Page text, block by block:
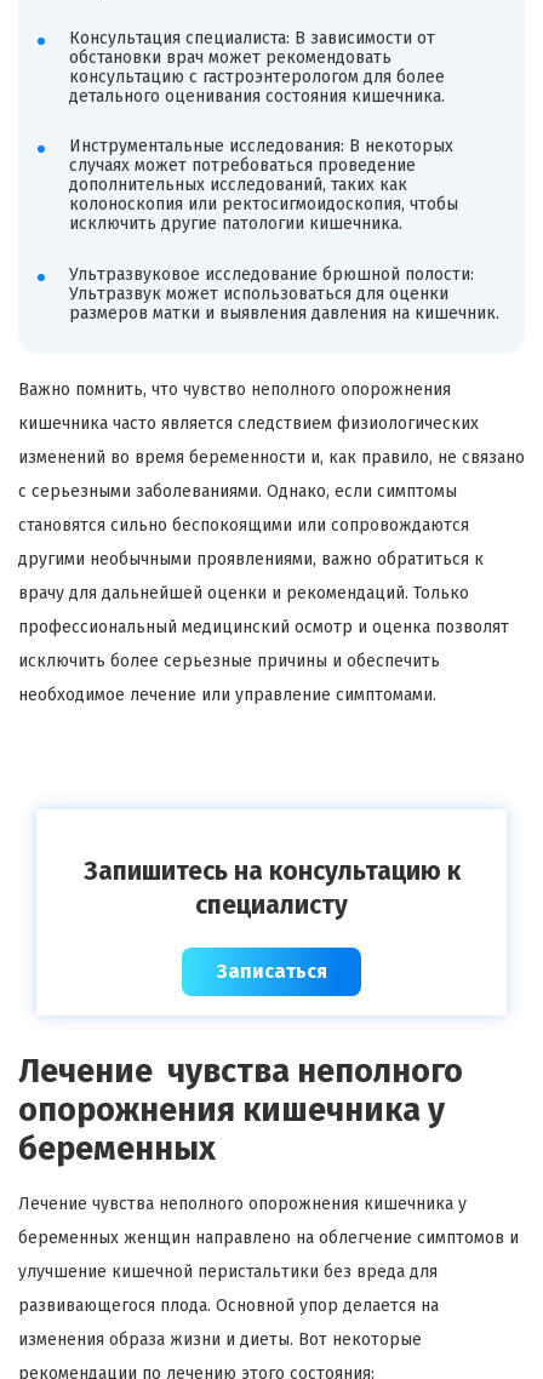
Консультация специалиста: В зависимости от
обстановки врач может рекомендовать
консультацию с гастроэнтерологом для более
детального оценивания состояния кишечника.
Инструментальные исследования: В некоторых
случаях может потребоваться проведение
дополнительных исследований, таких как
колоноскопия или ректосигмоидоскопия, чтобы
исключить другие патологии кишечника.
Ультразвуковое исследование брюшной полости:
Ультразвук может использоваться для оценки
размеров матки и выявления давления на кишечник.
Важно помнить, что чувство неполного опорожнения
кишечника часто является следствием физиологических
изменений во время беременности и, как правило, не связано
с серьезными заболеваниями. Однако, если симптомы
становятся сильно беспокоящими или сопровождаются
другими необычными проявлениями, важно обратиться к
врачу для дальнейшей оценки и рекомендаций. Только
профессиональный медицинский осмотр и оценка позволят
исключить более серьезные причины и обеспечить
необходимое лечение или управление симптомами.
Запишитесь на консультацию к
специалисту
Записаться
Лечение чувства неполного
опорожнения кишечника у
беременных
Лечение чувства неполного опорожнения кишечника у
беременных женщин направлено на облегчение симптомов и
улучшение кишечной перистальтики без вреда для
развивающегося плода. Основной упор делается на
изменения образа жизни и диеты. Вот некоторые
рекомендации по лечению этого состояния: